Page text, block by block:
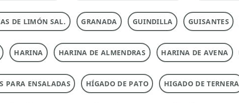
DE LIMÓN SAL. GRANADA GUINDILLA GUISANTES
HARINA HARINA DE ALMENDRAS HARINA DE AVENA
PARA ENSALADAS HÍGADO DE PATO HIGADO DE TERNERA